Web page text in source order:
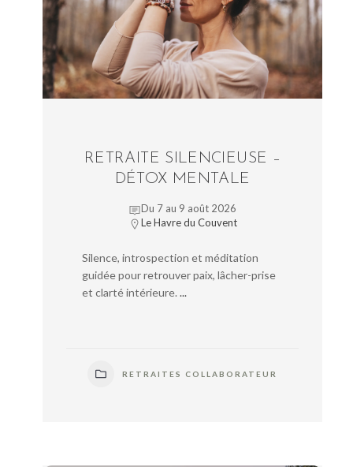
RETRAITE SILENCIEUSE –
DÉTOX MENTALE
Du 7 au 9 août 2026
Le Havre du Couvent
Silence, introspection et méditation
guidée pour retrouver paix, lâcher-prise
et clarté intérieure. ...
RETRAITES COLLABORATEUR